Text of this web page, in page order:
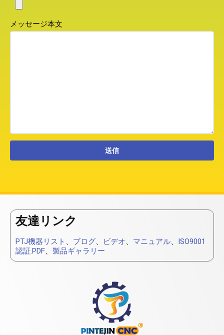
メッセージ本文
友達リンク
PTJ機器リスト 、 ブログ、 ビデオ、 マニュアル、 ISO9001
認証.PDF、 製品ギャラリー